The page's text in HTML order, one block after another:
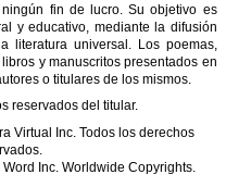
fin de lucro. Su objetivo es
y educativo, mediante la difusión
literatura universal. Los poemas,
y manuscritos presentados en
o titulares de los mismos.
reservados del titular.
Virtual Inc. Todos los derechos
Inc. Worldwide Copyrights.